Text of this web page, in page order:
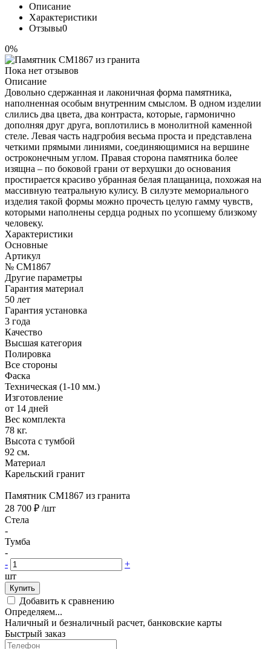
Описание
Характеристики
Отзывы0
0%
Пока нет отзывов
Описание
Довольно сдержанная и лаконичная форма памятника,
наполненная особым внутренним смыслом. В одном изделии
слились два цвета, два контраста, которые, гармонично
дополняя друг друга, воплотились в монолитной каменной
стеле. Левая часть надгробия весьма проста и представлена
четкими прямыми линиями, соединяющимися на вершине
остроконечным углом. Правая сторона памятника более
изящна – по боковой грани от верхушки до основания
простирается красиво убранная белая плащаница, похожая на
массивную театральную кулису. В силуэте мемориального
изделия такой формы можно прочесть целую гамму чувств,
которыми наполнены сердца родных по усопшему близкому
человеку.
Характеристики
Основные
Артикул
№ CM1867
Другие параметры
Гарантия материал
50 лет
Гарантия установка
3 года
Качество
Высшая категория
Полировка
Все стороны
Фаска
Техническая (1-10 мм.)
Изготовление
от 14 дней
Вес комплекта
78 кг.
Высота с тумбой
92 см.
Материал
Карельский гранит
Памятник CM1867 из гранита
28 700 ₽ /шт
Стела
-
Тумба
-
-
+
шт
Купить
Добавить к сравнению
Определяем...
Наличный и безналичный расчет, банковские карты
Быстрый заказ